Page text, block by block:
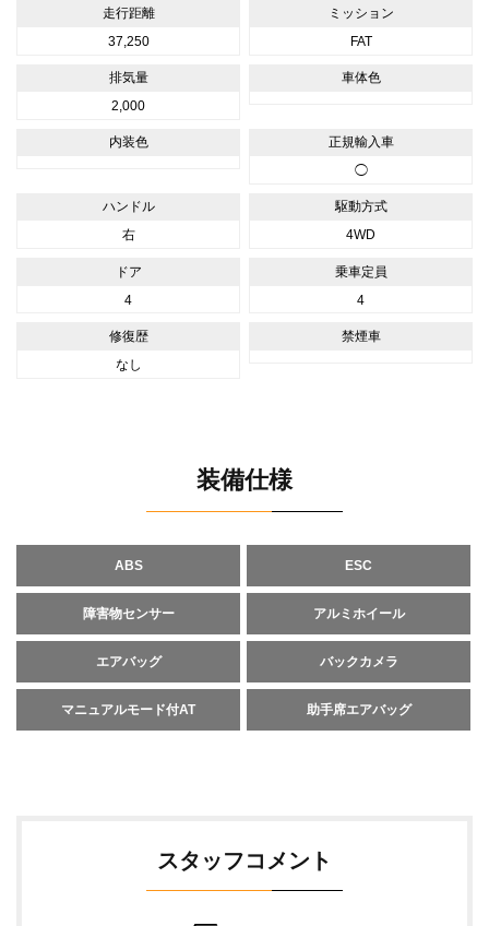
走行距離
37,250
ミッション
FAT
排気量
2,000
車体色
内装色
正規輸入車
◯
ハンドル
右
駆動方式
4WD
ドア
4
乗車定員
4
修復歴
なし
禁煙車
装備仕様
ABS ESC
障害物センサー アルミホイール
エアバッグ バックカメラ
マニュアルモード付AT 助手席エアバッグ
スタッフコメント